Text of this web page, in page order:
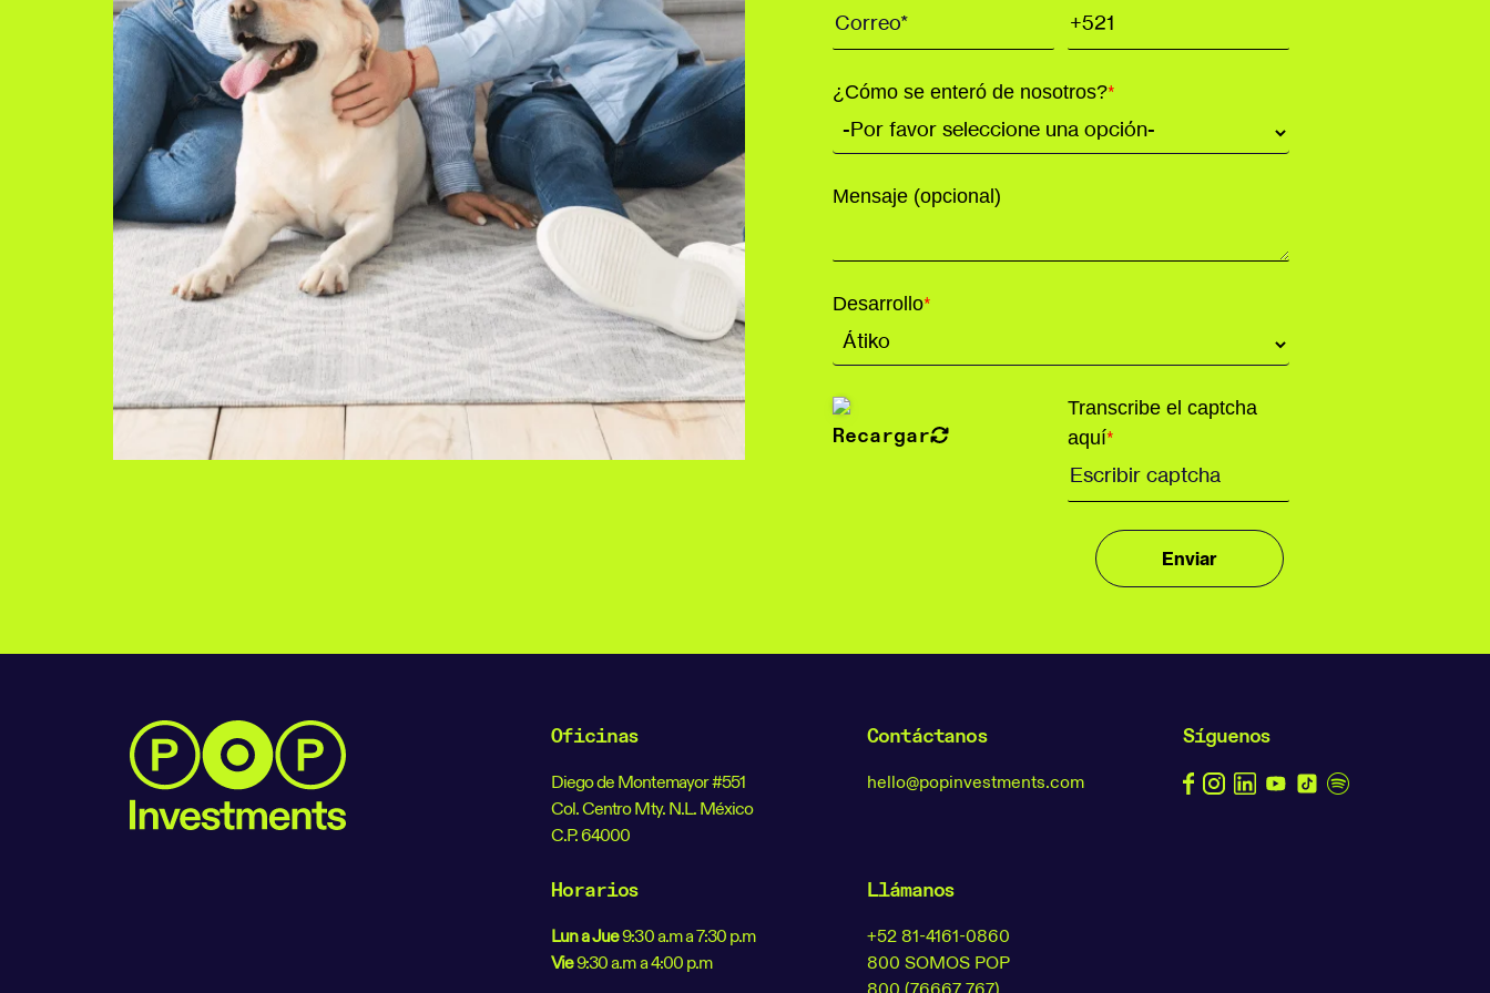
¿Cómo se enteró de nosotros?*
Mensaje (opcional)
Desarrollo*
Recargar
Transcribe el captcha
aquí*
Oficinas
Diego de Montemayor #551
Col. Centro Mty. N.L. México
C.P. 64000
Contáctanos
hello@popinvestments.com
Síguenos
Horarios
Lun a Jue9:30 a.m a 7:30 p.m
Vie9:30 a.m a 4:00 p.m
Llámanos
+52 81-4161-0860
800 SOMOS POP
800 (76667 767)